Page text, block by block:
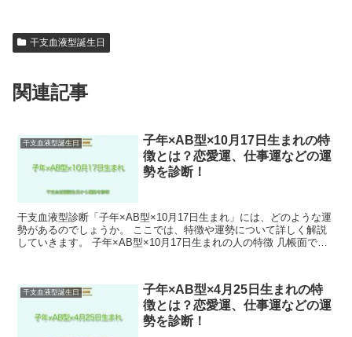
干支血液型誕生日
関連記事
干支血液型誕生日
子年×AB型×10月17日生まれの特
徴とは？恋愛運、仕事運などの運
勢を診断！
干支血液型診断「子年×AB型×10月17日生まれ」には、どのような運
勢があるのでしょうか。 ここでは、特徴や運勢について詳しく解説
していきます。 子年×AB型×10月17日生まれの人の特徴 几帳面で正
干支血液型誕生日
子年×AB型×4月25日生まれの特
徴とは？恋愛運、仕事運などの運
勢を診断！